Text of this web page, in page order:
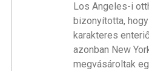
Los Angeles-i
bizonyította,
karakteres
azonban New
megvásároltak